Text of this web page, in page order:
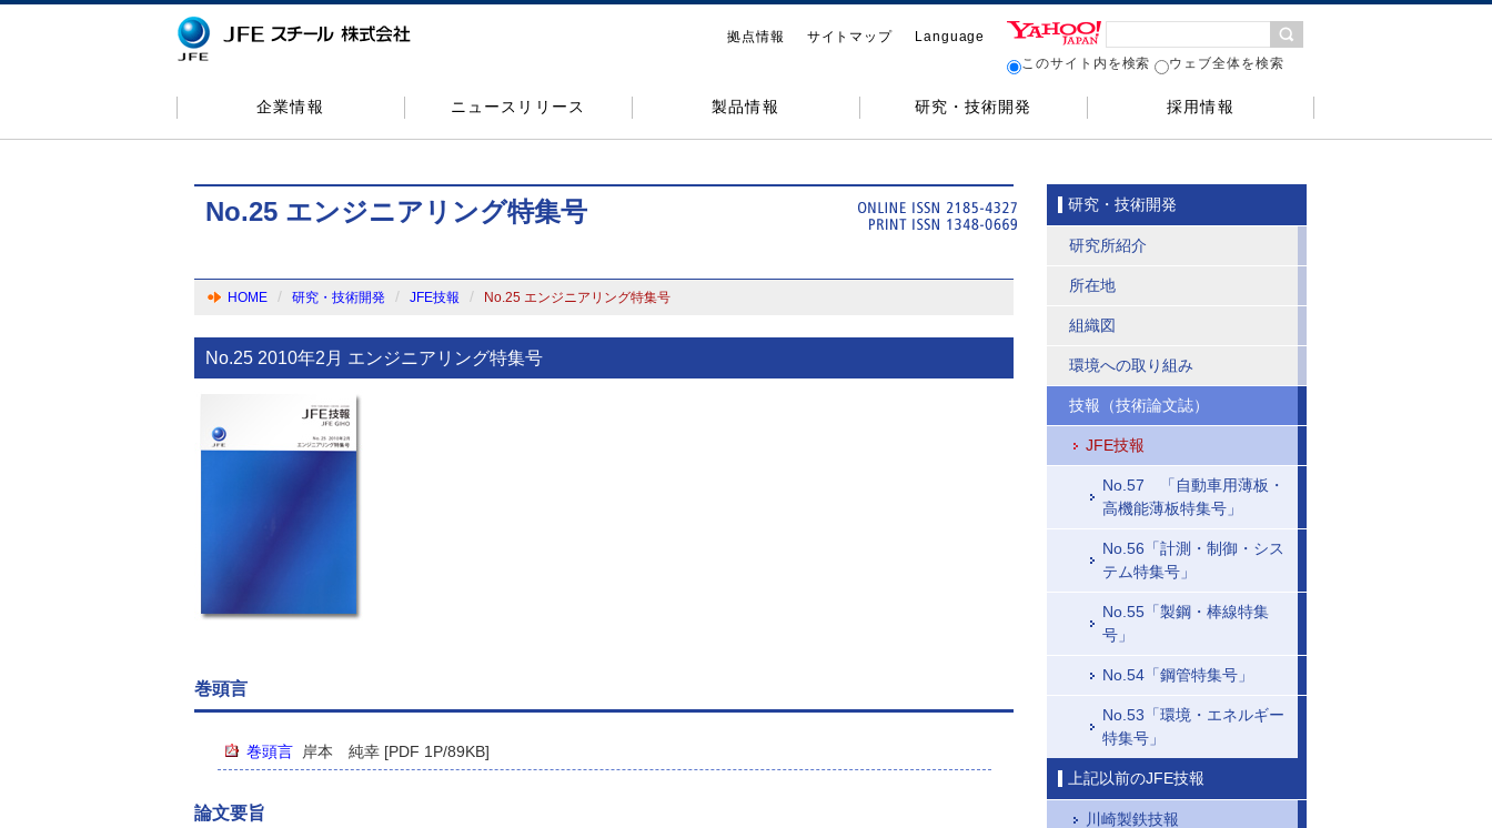
拠点情報 サイトマップ
Language
このサイト内を検索
ウェブ全体を検索
企業情報 ニュースリリース 製品情報 研究・技術開発 採用情報
No.25 エンジニアリング特集号
HOME 研究・技術開発 JFE技報 No.25 エンジニアリング特集号
No.25 2010年2月 エンジニアリング特集号
巻頭言
巻頭言 岸本 純幸 [PDF 1P/89KB]
論文要旨
研究・技術開発
研究所紹介
所在地
組織図
環境への取り組み
技報（技術論文誌）
JFE技報
No.57 「自動車用薄板・
高機能薄板特集号」
No.56「計測・制御・シス
テム特集号」
No.55「製鋼・棒線特集
号」
No.54「鋼管特集号」
No.53「環境・エネルギー
特集号」
上記以前のJFE技報
川崎製鉄技報